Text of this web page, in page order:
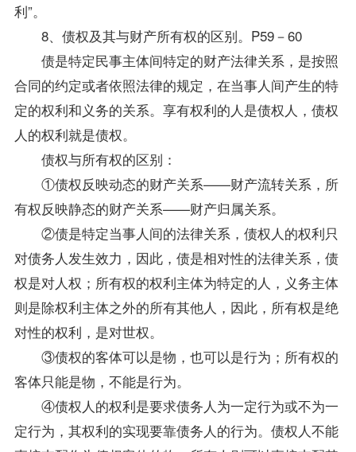
利”。
8、债权及其与财产所有权的区别。P59－60
债是特定民事主体间特定的财产法律关系，是按照
合同的约定或者依照法律的规定，在当事人间产生的特
定的权利和义务的关系。享有权利的人是债权人，债权
人的权利就是债权。
债权与所有权的区别：
①债权反映动态的财产关系——财产流转关系，所
有权反映静态的财产关系——财产归属关系。
②债是特定当事人间的法律关系，债权人的权利只
对债务人发生效力，因此，债是相对性的法律关系，债
权是对人权；所有权的权利主体为特定的人，义务主体
则是除权利主体之外的所有其他人，因此，所有权是绝
对性的权利，是对世权。
③债权的客体可以是物，也可以是行为；所有权的
客体只能是物，不能是行为。
④债权人的权利是要求债务人为一定行为或不为一
定行为，其权利的实现要靠债务人的行为。债权人不能